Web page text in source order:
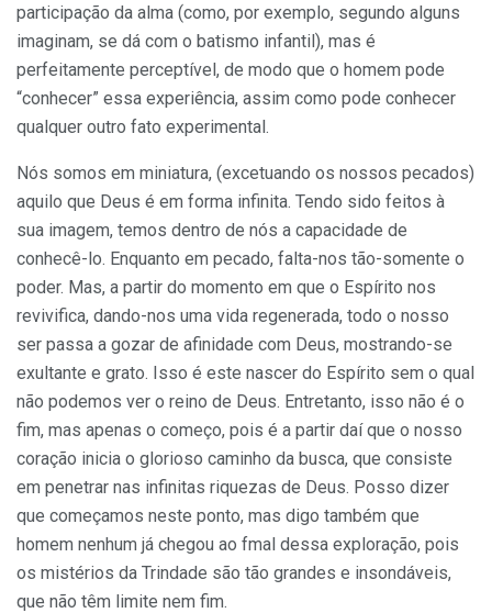
participação da alma (como, por exemplo, segundo alguns
imaginam, se dá com o batismo infantil), mas é
perfeitamente perceptível, de modo que o homem pode
“conhecer” essa experiência, assim como pode conhecer
qualquer outro fato experimental.
Nós somos em miniatura, (excetuando os nossos pecados)
aquilo que Deus é em forma infinita. Tendo sido feitos à
sua imagem, temos dentro de nós a capacidade de
conhecê-lo. Enquanto em pecado, falta-nos tão-somente o
poder. Mas, a partir do momento em que o Espírito nos
revivifica, dando-nos uma vida regenerada, todo o nosso
ser passa a gozar de afinidade com Deus, mostrando-se
exultante e grato. Isso é este nascer do Espírito sem o qual
não podemos ver o reino de Deus. Entretanto, isso não é o
fim, mas apenas o começo, pois é a partir daí que o nosso
coração inicia o glorioso caminho da busca, que consiste
em penetrar nas infinitas riquezas de Deus. Posso dizer
que começamos neste ponto, mas digo também que
homem nenhum já chegou ao fmal dessa exploração, pois
os mistérios da Trindade são tão grandes e insondáveis,
que não têm limite nem fim.